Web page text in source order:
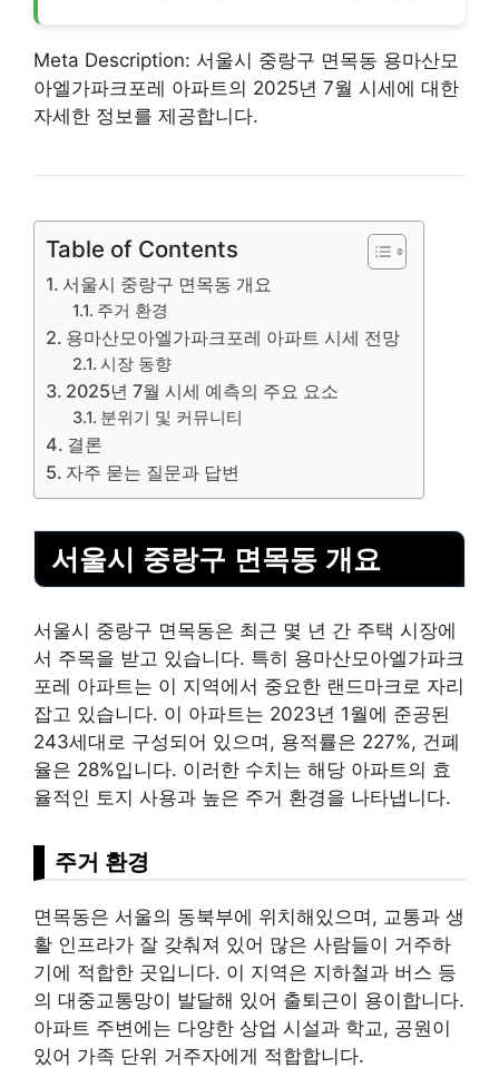
Meta Description: 서울시 중랑구 면목동 용마산모
아엘가파크포레 아파트의 2025년 7월 시세에 대한
자세한 정보를 제공합니다.
Table of Contents
서울시 중랑구 면목동 개요
주거 환경
용마산모아엘가파크포레 아파트 시세 전망
시장 동향
2025년 7월 시세 예측의 주요 요소
분위기 및 커뮤니티
결론
자주 묻는 질문과 답변
서울시 중랑구 면목동 개요
서울시 중랑구 면목동은 최근 몇 년 간 주택 시장에
서 주목을 받고 있습니다. 특히 용마산모아엘가파크
포레 아파트는 이 지역에서 중요한 랜드마크로 자리
잡고 있습니다. 이 아파트는 2023년 1월에 준공된
243세대로 구성되어 있으며, 용적률은 227%, 건폐
율은 28%입니다. 이러한 수치는 해당 아파트의 효
율적인 토지 사용과 높은 주거 환경을 나타냅니다.
주거 환경
면목동은 서울의 동북부에 위치해있으며, 교통과 생
활 인프라가 잘 갖춰져 있어 많은 사람들이 거주하
기에 적합한 곳입니다. 이 지역은 지하철과 버스 등
의 대중교통망이 발달해 있어 출퇴근이 용이합니다.
아파트 주변에는 다양한 상업 시설과 학교, 공원이
있어 가족 단위 거주자에게 적합합니다.